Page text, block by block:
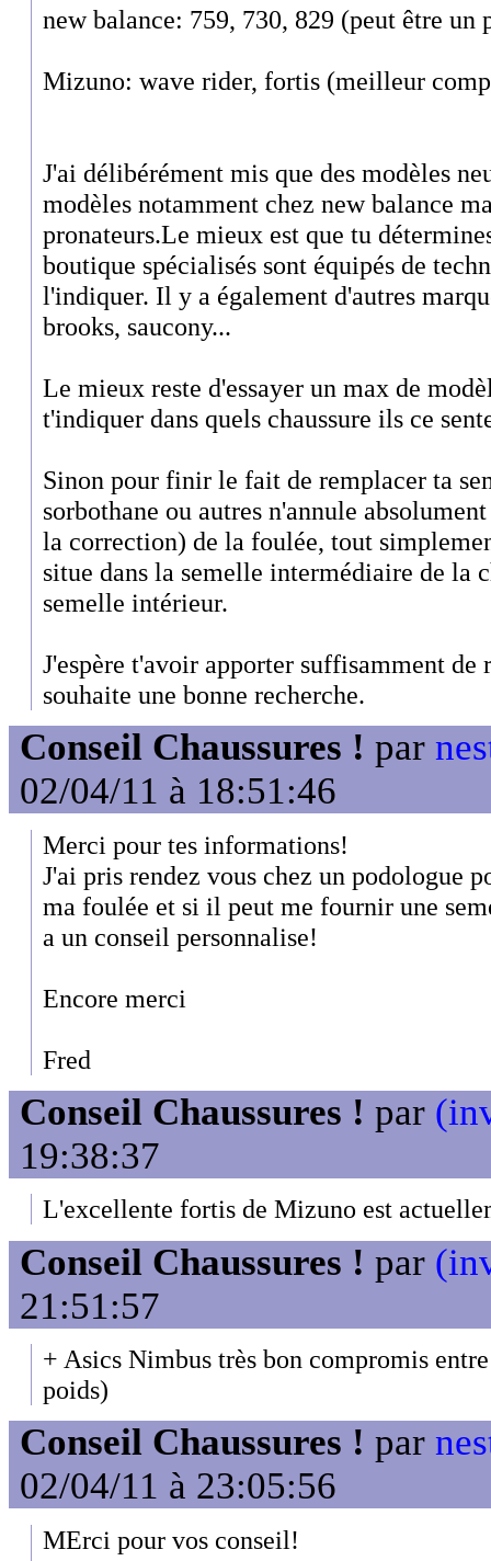
new balance: 759, 730, 829 (peut être
Mizuno: wave rider, fortis (meilleur
J'ai délibérément mis que des modèles
modèles notamment chez new balance
pronateurs.Le mieux est que tu
boutique spécialisés sont équipés de
l'indiquer. Il y a également d'autres
brooks, saucony...
Le mieux reste d'essayer un max de
t'indiquer dans quels chaussure ils ce
Sinon pour finir le fait de remplacer ta
sorbothane ou autres n'annule
la correction) de la foulée, tout
situe dans la semelle intermédiaire de la
semelle intérieur.
J'espère t'avoir apporter suffisamment de
souhaite une bonne recherche.
Conseil Chaussures ! par
02/04/11 à 18:51:46
Merci pour tes informations!
J'ai pris rendez vous chez un podologue
ma foulée et si il peut me fournir une
a un conseil personnalise!
Encore merci
Fred
Conseil Chaussures ! par
19:38:37
L'excellente fortis de Mizuno est
Conseil Chaussures ! par
21:51:57
+ Asics Nimbus très bon compromis
poids)
Conseil Chaussures ! par
02/04/11 à 23:05:56
MErci pour vos conseil!